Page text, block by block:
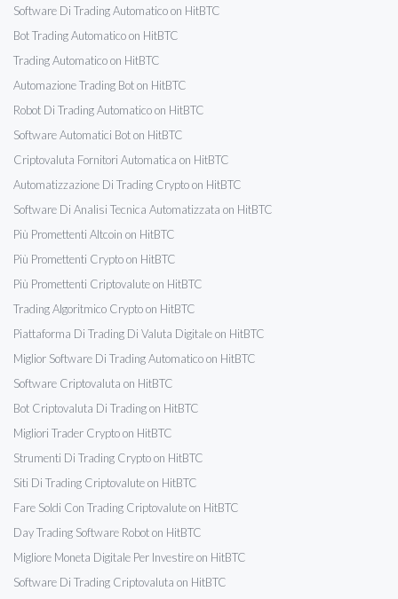
Software Di Trading Automatico on HitBTC
Bot Trading Automatico on HitBTC
Trading Automatico on HitBTC
Automazione Trading Bot on HitBTC
Robot Di Trading Automatico on HitBTC
Software Automatici Bot on HitBTC
Criptovaluta Fornitori Automatica on HitBTC
Automatizzazione Di Trading Crypto on HitBTC
Software Di Analisi Tecnica Automatizzata on HitBTC
Più Promettenti Altcoin on HitBTC
Più Promettenti Crypto on HitBTC
Più Promettenti Criptovalute on HitBTC
Trading Algoritmico Crypto on HitBTC
Piattaforma Di Trading Di Valuta Digitale on HitBTC
Miglior Software Di Trading Automatico on HitBTC
Software Criptovaluta on HitBTC
Bot Criptovaluta Di Trading on HitBTC
Migliori Trader Crypto on HitBTC
Strumenti Di Trading Crypto on HitBTC
Siti Di Trading Criptovalute on HitBTC
Fare Soldi Con Trading Criptovalute on HitBTC
Day Trading Software Robot on HitBTC
Migliore Moneta Digitale Per Investire on HitBTC
Software Di Trading Criptovaluta on HitBTC